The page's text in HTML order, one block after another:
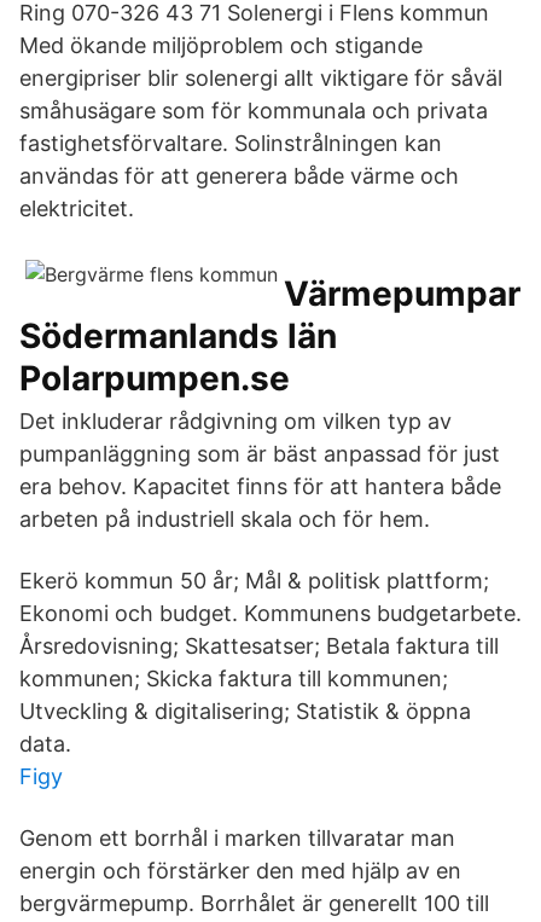
Ring 070-326 43 71 Solenergi i Flens kommun
Med ökande miljöproblem och stigande
energipriser blir solenergi allt viktigare för såväl
småhusägare som för kommunala och privata
fastighetsförvaltare. Solinstrålningen kan
användas för att generera både värme och
elektricitet.
Värmepumpar
Södermanlands län
Polarpumpen.se
Det inkluderar rådgivning om vilken typ av
pumpanläggning som är bäst anpassad för just
era behov. Kapacitet finns för att hantera både
arbeten på industriell skala och för hem.
Ekerö kommun 50 år; Mål & politisk plattform;
Ekonomi och budget. Kommunens budgetarbete.
Årsredovisning; Skattesatser; Betala faktura till
kommunen; Skicka faktura till kommunen;
Utveckling & digitalisering; Statistik & öppna
data.
Figy
Genom ett borrhål i marken tillvaratar man
energin och förstärker den med hjälp av en
bergvärmepump. Borrhålet är generellt 100 till